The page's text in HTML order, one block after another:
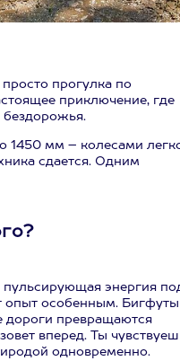
прогулка по
приключение, где
бездорожья.
1450 мм – колесами
сдается. Одним
пульсирующая энергия
опыт особенным. Бигфуты
дороги превращаются
вперед. Ты
одновременно.